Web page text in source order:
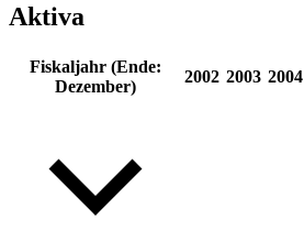
Aktiva
Fiskaljahr (Ende:
Dezember)
2002 2003 2004